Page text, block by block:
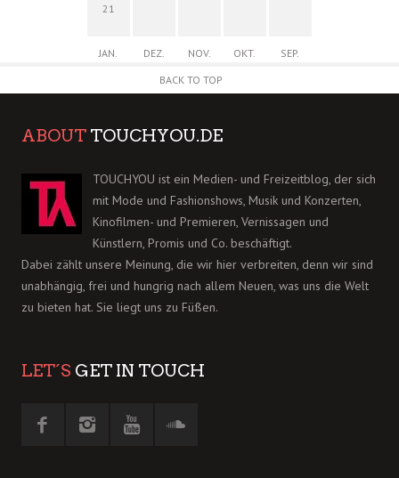
21
JAN. DEZ. NOV. OKT.
SEP.
BACK TO TOP
ABOUT TOUCHYOU.DE
TOUCHYOU ist ein Medien- und Freizeitblog, der sich
mit Mode und Fashionshows, Musik und Konzerten,
Kinofilmen- und Premieren, Vernissagen und
Künstlern, Promis und Co. beschäftigt.
Dabei zählt unsere Meinung, die wir hier verbreiten, denn wir sind
unabhängig, frei und hungrig nach allem Neuen, was uns die Welt
zu bieten hat. Sie liegt uns zu Füßen.
LET´S GET IN TOUCH